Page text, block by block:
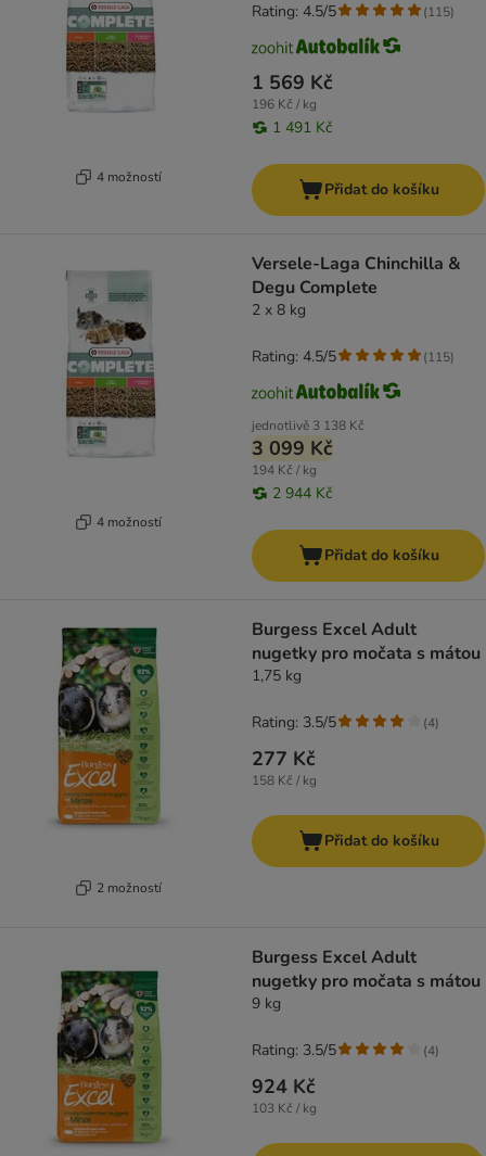
4 možností
1 569 Kč
196 Kč / kg
1 491 Kč
Rating: 4.5/5 (115)
Přidat do košíku
4 možností
Versele-Laga Chinchilla &
Degu Complete
2 x 8 kg
jednotlivě 3 138 Kč
3 099 Kč
194 Kč / kg
2 944 Kč
Rating: 4.5/5 (115)
Přidat do košíku
2 možností
Burgess Excel Adult
nugetky pro močata s mátou
1,75 kg
277 Kč
158 Kč / kg
Rating: 3.5/5 (4)
Přidat do košíku
Burgess Excel Adult
nugetky pro močata s mátou
9 kg
924 Kč
103 Kč / kg
Rating: 3.5/5 (4)